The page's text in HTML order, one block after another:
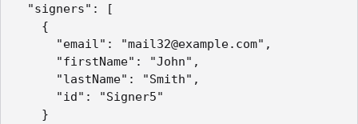
"signers": [
{
"email": "mail32@example.com",
"firstName": "John",
"lastName": "Smith",
"id": "Signer5"
}